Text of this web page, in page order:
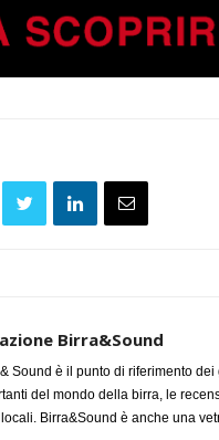
Birra&Sound
Sound è il punto di riferimento
del mondo della birra, le
Birra&Sound è anche una